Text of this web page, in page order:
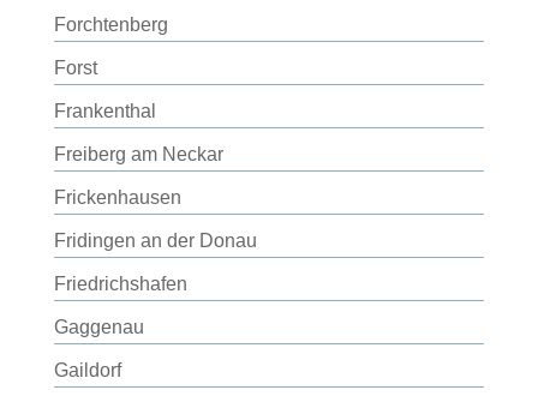
Forchtenberg
Forst
Frankenthal
Freiberg am Neckar
Frickenhausen
Fridingen an der Donau
Friedrichshafen
Gaggenau
Gaildorf